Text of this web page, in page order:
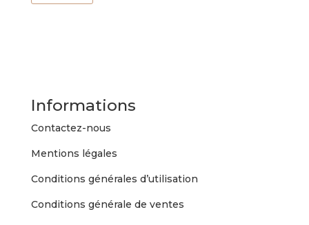
Informations
Contactez-nous
Mentions légales
Conditions générales d’utilisation
Conditions générale de ventes